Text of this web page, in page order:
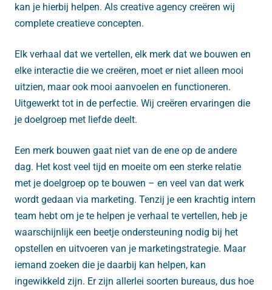
kan je hierbij helpen. Als creative agency creëren wij
complete creatieve concepten.
Elk verhaal dat we vertellen, elk merk dat we bouwen en
elke interactie die we creëren, moet er niet alleen mooi
uitzien, maar ook mooi aanvoelen en functioneren.
Uitgewerkt tot in de perfectie. Wij creëren ervaringen die
je doelgroep met liefde deelt.
Een merk bouwen gaat niet van de ene op de andere
dag. Het kost veel tijd en moeite om een sterke relatie
met je doelgroep op te bouwen – en veel van dat werk
wordt gedaan via marketing. Tenzij je een krachtig intern
team hebt om je te helpen je verhaal te vertellen, heb je
waarschijnlijk een beetje ondersteuning nodig bij het
opstellen en uitvoeren van je marketingstrategie. Maar
iemand zoeken die je daarbij kan helpen, kan
ingewikkeld zijn. Er zijn allerlei soorten bureaus, dus hoe